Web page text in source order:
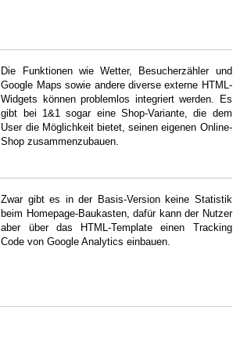
Die Funktionen wie Wetter, Besucherzähler und
Google Maps sowie andere diverse externe HTML-
Widgets können problemlos integriert werden. Es
gibt bei 1&1 sogar eine Shop-Variante, die dem
User die Möglichkeit bietet, seinen eigenen Online-
Shop zusammenzubauen.
Zwar gibt es in der Basis-Version keine Statistik
beim Homepage-Baukasten, dafür kann der Nutzer
aber über das HTML-Template einen Tracking
Code von Google Analytics einbauen.